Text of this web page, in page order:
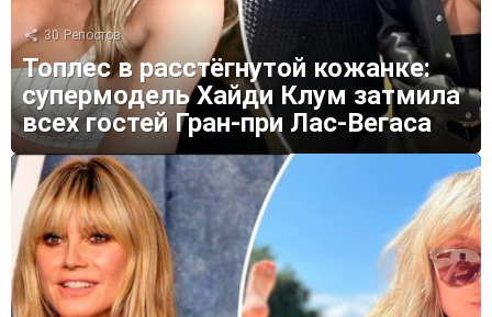
30 Репостов
Топлес в расстёгнутой кожанке:
супермодель Хайди Клум затмила
всех гостей Гран-при Лас-Вегаса